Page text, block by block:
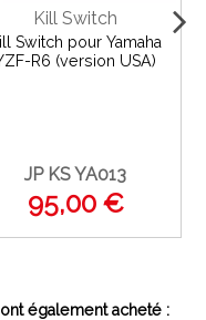
Kill Switch
Switch pour Yamaha
R6 (version USA)
JP KS YA013
95,00 €
également acheté :